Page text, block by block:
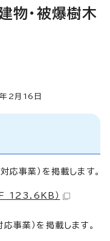
物・被爆樹木
年2月 16 日
事業）を掲載します。
123.6KB）
業）を掲載します。